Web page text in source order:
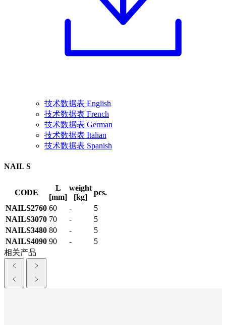
技术数据表 English
技术数据表 French
技术数据表 German
技术数据表 Italian
技术数据表 Spanish
NAIL S
CODE
L
[mm]
weight
[kg]
pcs.
NAILS2760 60 -
5
NAILS3070 70 -
5
NAILS3480 80 -
5
NAILS4090 90 -
5
相关产品